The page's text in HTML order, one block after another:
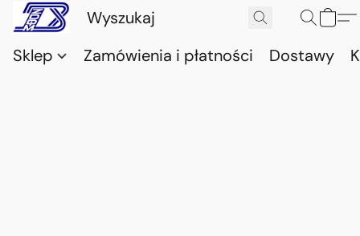
Sklep Zamówienia i płatności Dostawy